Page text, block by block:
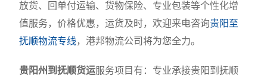
放货、回单付运输、货物保险、专业包装等个性化增
值服务，价格优惠，运货及时，欢迎来电咨询贵阳至
抚顺物流专线 ，港邦物流公司将为您全力。
贵阳州到抚顺货运服务项目有：专业承接贵阳到抚顺